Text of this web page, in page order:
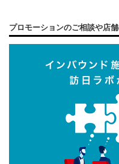
プロモーションのご相談や店